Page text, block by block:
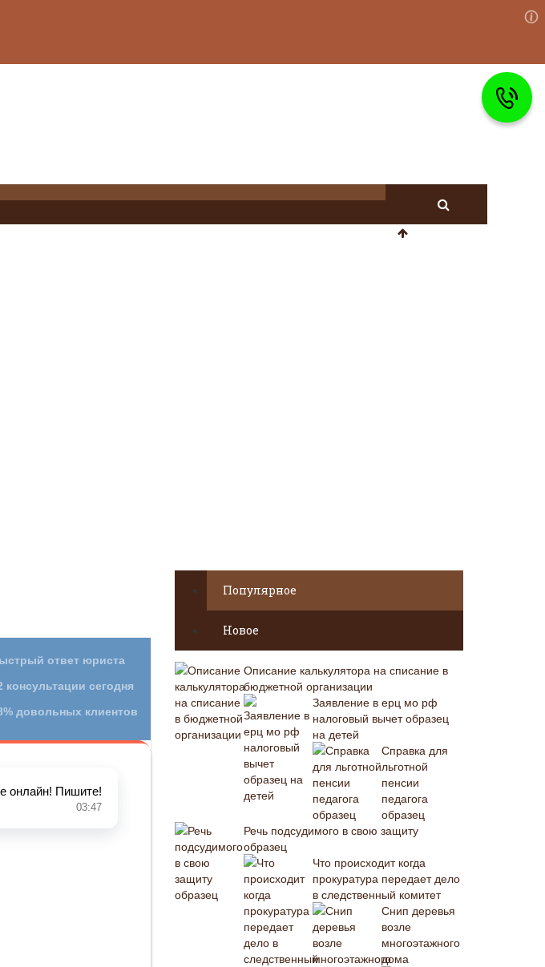
Популярное
Новое
Описание калькулятора на списание в
бюджетной организации
Заявление в ерц мо рф
налоговый вычет образец
на детей
Справка для
льготной
пенсии
педагога
образец
Речь подсудимого в свою защиту
образец
Что происходит когда
прокуратура передает дело
в следственный комитет
Снип деревья
возле
многоэтажного
дома